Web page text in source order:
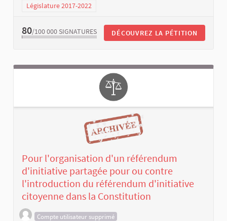
Législature 2017-2022
80/100 000 SIGNATURES DÉCOUVREZ LA PÉTITION
Pour l'organisation d'un référendum
d'initiative partagée pour ou contre
l'introduction du référendum d'initiative
citoyenne dans la Constitution
Compte utilisateur supprimé